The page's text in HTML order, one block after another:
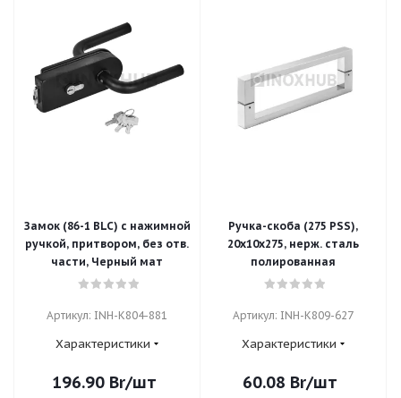
Замок (86-1 BLC) с нажимной
ручкой, притвором, без отв.
части, Черный мат
Артикул: INH-K804-881
Характеристики
196.90Br/шт
Ручка-скоба (275 PSS),
20х10х275, нерж. сталь
полированная
Артикул: INH-K809-627
Характеристики
60.08 Br/шт